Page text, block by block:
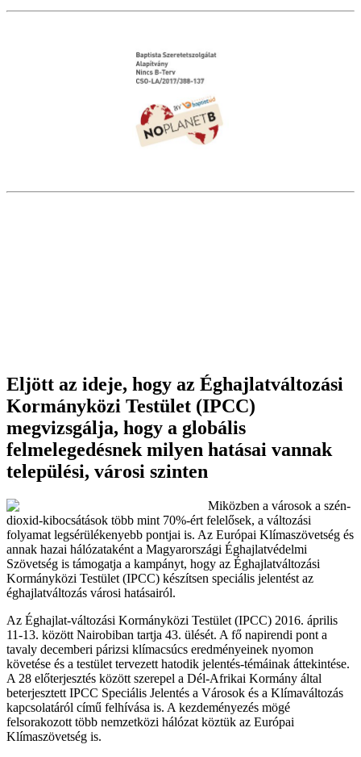
Eljött az ideje, hogy az Éghajlatváltozási
Kormányközi Testület (IPCC)
megvizsgálja, hogy a globális
felmelegedésnek milyen hatásai vannak
települési, városi szinten
Miközben a városok a szén-
dioxid-kibocsátások több mint 70%-ért felelősek, a változási
folyamat legsérülékenyebb pontjai is. Az Európai Klímaszövetség és
annak hazai hálózataként a Magyarországi Éghajlatvédelmi
Szövetség is támogatja a kampányt, hogy az Éghajlatváltozási
Kormányközi Testület (IPCC) készítsen speciális jelentést az
éghajlatváltozás városi hatásairól.
Az Éghajlat-változási Kormányközi Testület (IPCC) 2016. április
11-13. között Nairobiban tartja 43. ülését. A fő napirendi pont a
tavaly decemberi párizsi klímacsúcs eredményeinek nyomon
követése és a testület tervezett hatodik jelentés-témáinak áttekintése.
A 28 előterjesztés között szerepel a Dél-Afrikai Kormány által
beterjesztett IPCC Speciális Jelentés a Városok és a Klímaváltozás
kapcsolatáról című felhívása is. A kezdeményezés mögé
felsorakozott több nemzetközi hálózat köztük az Európai
Klímaszövetség is.